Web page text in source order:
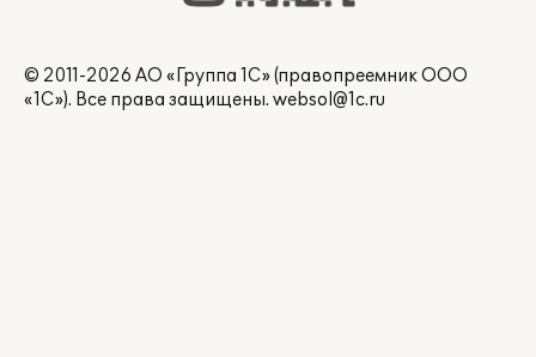
© 2011-2026 АО «Группа 1С» (правопреемник ООО
«1С»). Все права защищены. websol@1c.ru